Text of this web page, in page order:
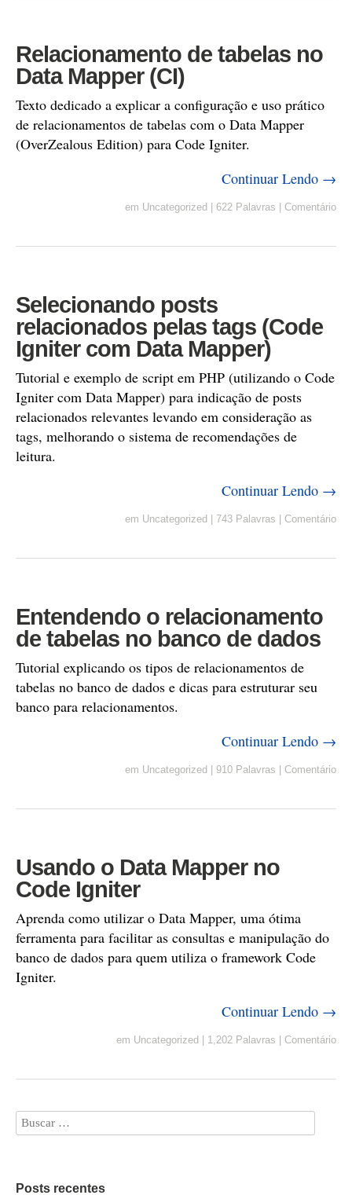
Relacionamento de tabelas no
Data Mapper (CI)
Texto dedicado a explicar a configuração e uso prático
de relacionamentos de tabelas com o Data Mapper
(OverZealous Edition) para Code Igniter.
Continuar Lendo →
em Uncategorized 622 Palavras Comentário
Selecionando posts
relacionados pelas tags (Code
Igniter com Data Mapper)
Tutorial e exemplo de script em PHP (utilizando o Code
Igniter com Data Mapper) para indicação de posts
relacionados relevantes levando em consideração as
tags, melhorando o sistema de recomendações de
leitura.
Continuar Lendo →
em Uncategorized 743 Palavras Comentário
Entendendo o relacionamento
de tabelas no banco de dados
Tutorial explicando os tipos de relacionamentos de
tabelas no banco de dados e dicas para estruturar seu
banco para relacionamentos.
Continuar Lendo →
em Uncategorized 910 Palavras Comentário
Usando o Data Mapper no
Code Igniter
Aprenda como utilizar o Data Mapper, uma ótima
ferramenta para facilitar as consultas e manipulação do
banco de dados para quem utiliza o framework Code
Igniter.
Continuar Lendo →
em Uncategorized 1,202 Palavras Comentário
Posts recentes